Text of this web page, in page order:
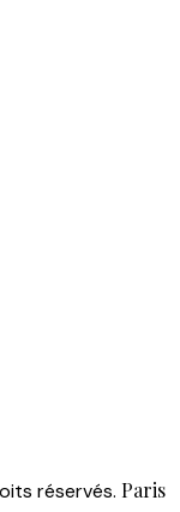
réservés. Paris